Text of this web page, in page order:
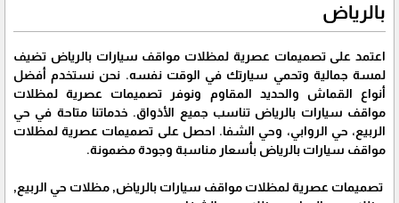
بالرياض
اعتمد على تصميمات عصرية لمظلات مواقف سيارات بالرياض تضيف
لمسة جمالية وتحمي سيارتك في الوقت نفسه. نحن نستخدم أفضل
أنواع القماش والحديد المقاوم ونوفر تصميمات عصرية لمظلات
مواقف سيارات بالرياض تناسب جميع الأذواق. خدماتنا متاحة في حي
الربيع، حي الروابي، وحي الشفا. احصل على تصميمات عصرية لمظلات
مواقف سيارات بالرياض بأسعار مناسبة وجودة مضمونة.
تصميمات عصرية لمظلات مواقف سيارات بالرياض, مظلات حي الربيع,